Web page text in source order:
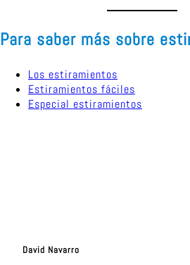
Para saber más sobre
Los estiramientos
Estiramientos fáciles
Especial estiramientos
David Navarro